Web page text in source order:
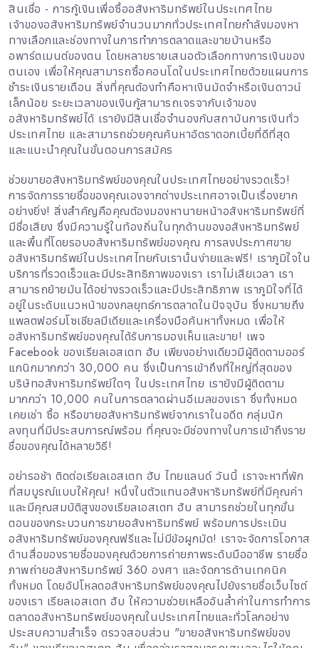
สินเชื่อ - การกู้เงินเพื่อซื้ออสังหาริมทรัพย์ในประเทศไทย
เจ้าของอสังหาริมทรัพย์จำนวนมากทั่วประเทศไทยกำลังมองหา
ทางเลือกและช่องทางในการทำการตลาดและขายบ้านหรือ
อพาร์ตเมนต์ของตน โดยหลายรายเสนอตัวเลือกทางการเงินของ
ตนเอง เพื่อให้คุณสามารถซื้อคอนโดในประเทศไทยด้วยแผนการ
ชำระเงินรายเดือน สิ่งที่คุณต้องทำคือหาเงินมัดจำหรือเงินดาวน์
เล็กน้อย ระยะเวลาของเงินกู้สามารถเจรจากับเจ้าของ
อสังหาริมทรัพย์ได้ เรายังมีสินเชื่อจำนองกับสถาบันการเงินทั่ว
ประเทศไทย และสามารถช่วยคุณค้นหาอัตราดอกเบี้ยที่ดีที่สุด
และแนะนำคุณในขั้นตอนการสมัคร
ช่วยขายอสังหาริมทรัพย์ของคุณในประเทศไทยอย่างรวดเร็ว!
การจัดการรายชื่อของคุณเองจากต่างประเทศอาจเป็นเรื่องยาก
อย่างยิ่ง! สิ่งสำคัญคือคุณต้องมองหานายหน้าอสังหาริมทรัพย์ที่
มีชื่อเสียง ซึ่งมีความรู้ในท้องถิ่นในทุกด้านของอสังหาริมทรัพย์
และพื้นที่โดยรอบอสังหาริมทรัพย์ของคุณ การลงประกาศขาย
อสังหาริมทรัพย์ในประเทศไทยกับเรานั้นง่ายและฟรี! เราภูมิใจใน
บริการที่รวดเร็วและมีประสิทธิภาพของเรา เราไม่เสียเวลา เรา
สามารถย้ายมันได้อย่างรวดเร็วและมีประสิทธิภาพ เราภูมิใจที่ได้
อยู่ในระดับแนวหน้าของกลยุทธ์การตลาดในปัจจุบัน ซึ่งหมายถึง
แพลตฟอร์มโซเชียลมีเดียและเครื่องมือค้นหาทั้งหมด เพื่อให้
อสังหาริมทรัพย์ของคุณได้รับการมองเห็นและขาย! เพจ
Facebook ของเรียลเอสเตท ฮับ เพียงอย่างเดียวมีผู้ติดตามออร์
แกนิกมากกว่า 30,000 คน ซึ่งเป็นการเข้าถึงที่ใหญ่ที่สุดของ
บริษัทอสังหาริมทรัพย์ใดๆ ในประเทศไทย เรายังมีผู้ติดตาม
มากกว่า 10,000 คนในการตลาดผ่านอีเมลของเรา ซึ่งทั้งหมด
เคยเช่า ซื้อ หรือขายอสังหาริมทรัพย์จากเราในอดีต กลุ่มนัก
ลงทุนที่มีประสบการณ์พร้อม ที่คุณจะมีช่องทางในการเข้าถึงราย
ชื่อของคุณได้หลายวิธี!
อย่ารอช้า ติดต่อเรียลเอสเตท ฮับ ไทยแลนด์ วันนี้ เราจะหาที่พัก
ที่สมบูรณ์แบบให้คุณ! หนึ่งในตัวแทนอสังหาริมทรัพย์ที่มีคุณค่า
และมีคุณสมบัติสูงของเรียลเอสเตท ฮับ สามารถช่วยในทุกขั้น
ตอนของกระบวนการขายอสังหาริมทรัพย์ พร้อมการประเมิน
อสังหาริมทรัพย์ของคุณฟรีและไม่มีข้อผูกมัด! เราจะจัดการโอกาส
ด้านสื่อของรายชื่อของคุณด้วยการถ่ายภาพระดับมืออาชีพ รายชื่อ
ภาพถ่ายอสังหาริมทรัพย์ 360 องศา และจัดการด้านเทคนิค
ทั้งหมด โดยอัปโหลดอสังหาริมทรัพย์ของคุณไปยังรายชื่อเว็บไซต์
ของเรา เรียลเอสเตท ฮับ ให้ความช่วยเหลืออันล้ำค่าในการทำการ
ตลาดอสังหาริมทรัพย์ของคุณในประเทศไทยและทั่วโลกอย่าง
ประสบความสำเร็จ ตรวจสอบส่วน "ขายอสังหาริมทรัพย์ของ